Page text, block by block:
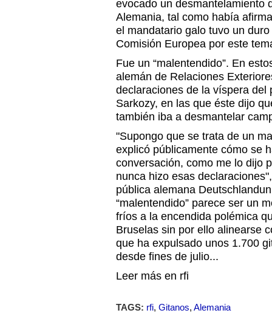
evocado un desmantelamiento
Alemania, tal como había
el mandatario galo tuvo un
Comisión Europea por este
Fue un “malentendido”. En
alemán de Relaciones
declaraciones de la víspera del
Sarkozy, en las que éste dijo
también iba a desmantelar
"Supongo que se trata de un
explicó públicamente cómo se
conversación, como me lo dijo
nunca hizo esas
pública alemana
“malentendido” parece ser un
fríos a la encendida polémica
Bruselas sin por ello alinearse
que ha expulsado unos 1.700
desde fines de julio...
Leer más en rfi
TAGS: rfi, Gitanos, Alemania